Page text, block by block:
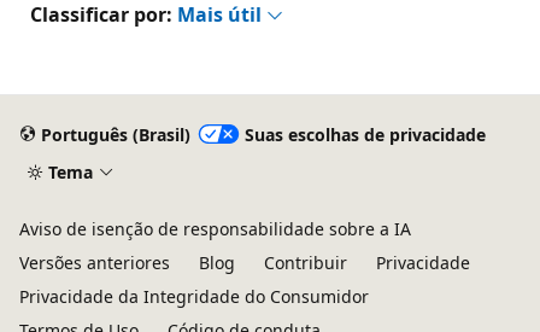
Classificar por: Mais útil
Português (Brasil)
Suas escolhas de privacidade
Tema
Aviso de isenção de responsabilidade sobre a IA
Versões anteriores
Blog Contribuir
Privacidade
Privacidade da Integridade do Consumidor